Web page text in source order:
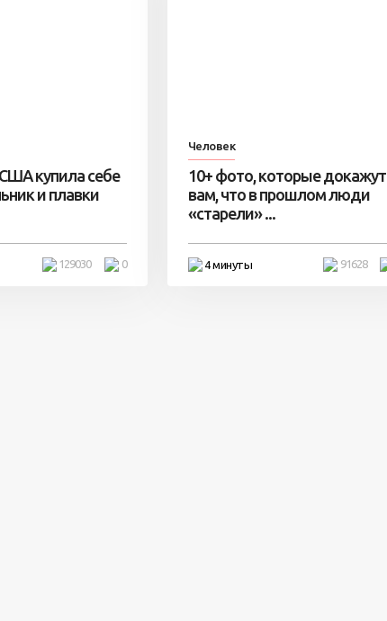
купила себе
и плавки
0
129030
Человек
10+ фото, которые докажут
вам, что в прошлом люди
«старели» ...
4 минуты 91628